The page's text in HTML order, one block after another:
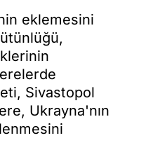
eklemesini
Sivastopol
Ukrayna'nın